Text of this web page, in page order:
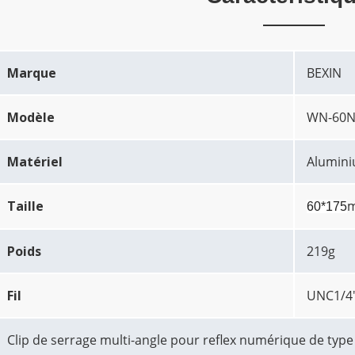
Marque BEXIN
Modèle WN-60N
Matériel
Taille 60*175
Poids 219g
Fil UNC1/
Clip de serrage multi-angle pour reflex numérique de type